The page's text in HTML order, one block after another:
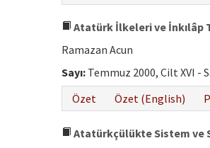
Atatürk İlkeleri ve İnkılâp
Ramazan Acun
Sayı: Temmuz 2000, Cilt XVI -
Özet
Özet (English)
Atatürkçülükte Sistem ve